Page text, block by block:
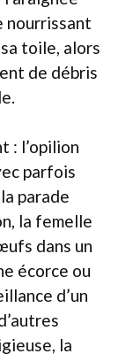
nourrissant
toile, alors
de débris
: l’opilion
parfois
parade
la femelle
dans un
écorce ou
d’un
la